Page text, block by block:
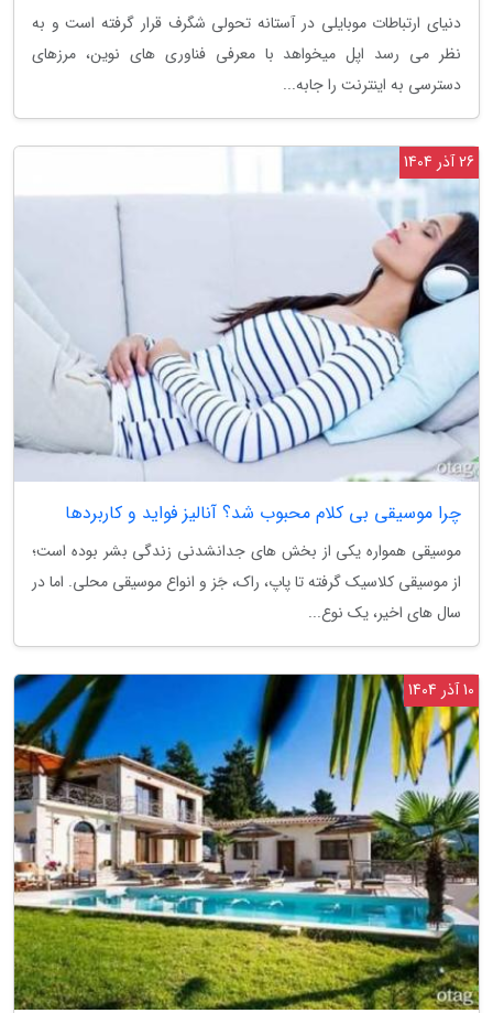
دنیای ارتباطات موبایلی در آستانه تحولی شگرف قرار گرفته است و به
نظر می رسد اپل میخواهد با معرفی فناوری های نوین، مرزهای
دسترسی به اینترنت را جابه...
چرا موسیقی بی کلام محبوب شد؟ آنالیز فواید و کاربردها
موسیقی همواره یکی از بخش های جدانشدنی زندگی بشر بوده است؛
از موسیقی کلاسیک گرفته تا پاپ، راک، جَز و انواع موسیقی محلی. اما در
سال های اخیر، یک نوع...
26 آذر 1404
10 آذر 1404